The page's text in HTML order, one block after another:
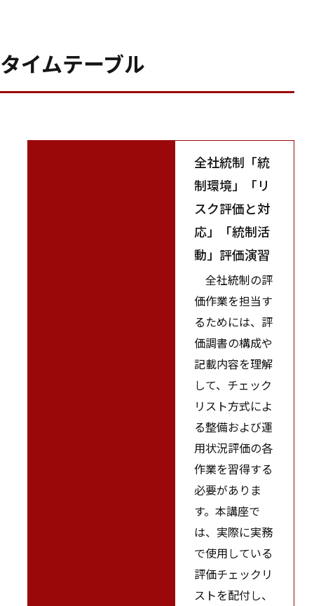
タイムテーブル
全社統制「統
制環境」「リ
スク評価と対
応」「統制活
動」評価演習
全社統制の評
価作業を担当す
るためには、評
価調書の構成や
記載内容を理解
して、チェック
リスト方式によ
る整備および運
用状況評価の各
作業を習得する
必要がありま
す。本講座で
は、実際に実務
で使用している
評価チェックリ
ストを配付し、